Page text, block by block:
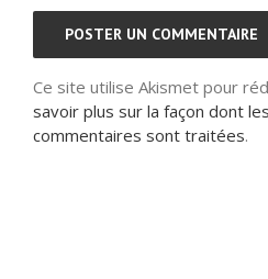
Ce site utilise Akismet pour
savoir plus sur la façon dont
commentaires sont traitées.